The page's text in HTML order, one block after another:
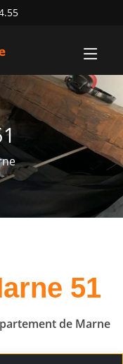
51
de Marne